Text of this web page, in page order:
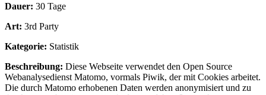
Dauer: 30 Tage
Art: 3rd Party
Kategorie: Statistik
Beschreibung: Diese Webseite verwendet den Open Source
Webanalysedienst Matomo, vormals Piwik, der mit Cookies arbeitet.
Die durch Matomo erhobenen Daten werden anonymisiert und zu